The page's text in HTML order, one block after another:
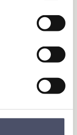
under